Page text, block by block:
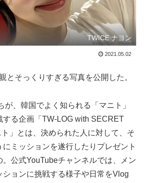
TWICE ナヨン
2021.05.02
とそっくりすぎる写真を公開した。
が、韓国でよく知られる「マニト」
する企画「TW-LOG with SECRET
」とは、決められた人に対して、そ
ミッションを遂行したりプレゼント
。公式YouTubeチャンネルでは、メン
ョンに挑戦する様子や日常をVlog